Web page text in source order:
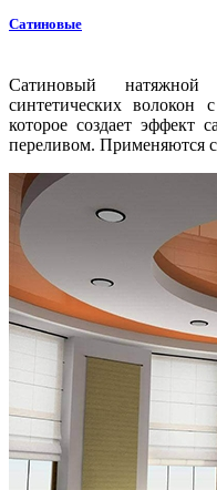
Сатиновые
Сатиновый натяжной
синтетических волокон
которое создает эффект
переливом. Применяются